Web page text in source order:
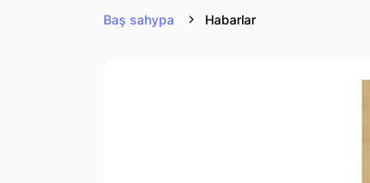
Baş sahypa Habarlar